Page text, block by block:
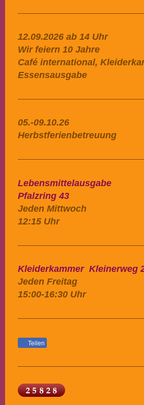
12.09.2026 ab 14 Uhr
Wir feiern 10 Jahre
Café international,
Essensausgabe
05.-09.10.26
Herbstferienbetreuung
Lebensmittelausgabe
Pfalzring 43
Jeden Mittwoch
12:15 Uhr
Kleiderkammer Kleinerweg
Jeden Freitag
15:00-16:30 Uhr
Teilen